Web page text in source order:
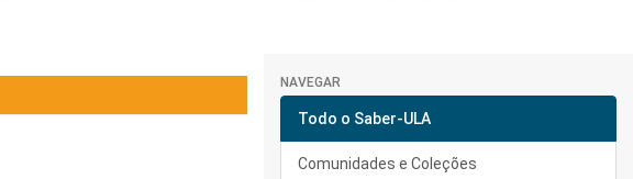
NAVEGAR
Todo o Saber-ULA
Comunidades e Coleções